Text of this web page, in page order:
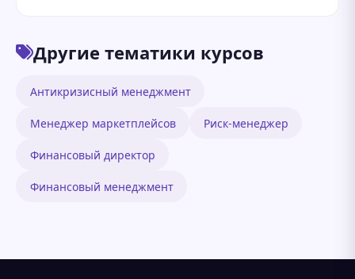
Другие тематики курсов
Антикризисный менеджмент
Менеджер маркетплейсов Риск-менеджер
Финансовый директор
Финансовый менеджмент